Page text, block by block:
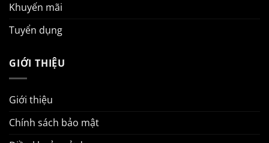
Khuyến mãi
Tuyển dụng
GIỚI THIỆU
Giới thiệu
Chính sách bảo mật